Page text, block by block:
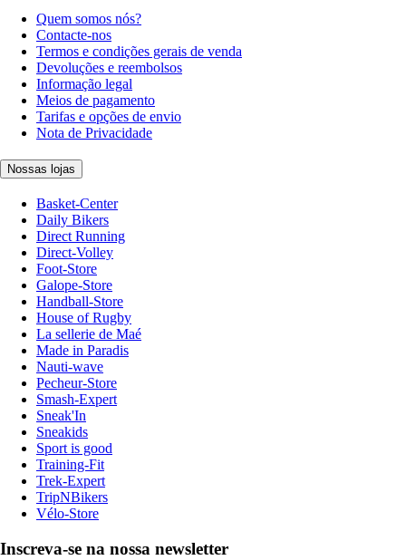
Quem somos nós?
Contacte-nos
Termos e condições gerais de venda
Devoluções e reembolsos
Informação legal
Meios de pagamento
Tarifas e opções de envio
Nota de Privacidade
Nossas lojas
Basket-Center
Daily Bikers
Direct Running
Direct-Volley
Foot-Store
Galope-Store
Handball-Store
House of Rugby
La sellerie de Maé
Made in Paradis
Nauti-wave
Pecheur-Store
Smash-Expert
Sneak'In
Sneakids
Sport is good
Training-Fit
Trek-Expert
TripNBikers
Vélo-Store
Inscreva-se na nossa newsletter